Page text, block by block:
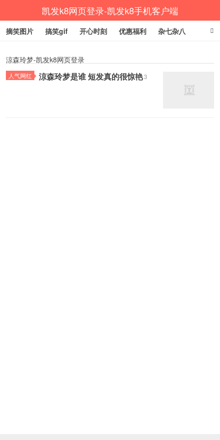
凯发k8网页登录-凯发k8手机客户端
摘笑图片 搞笑gif 开心时刻 优惠福利 杂七杂八
涼森玲梦-凯发k8网页登录
人气网红 涼森玲梦是谁 短发真的很惊艳3